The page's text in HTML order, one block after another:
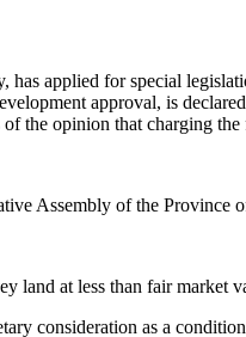
applied for special
approval, is
the opinion that charging
Assembly of the Province
land at less than fair market
consideration as a